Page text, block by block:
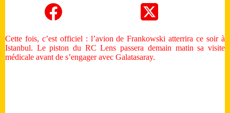
Cette fois, c’est officiel : l’avion de Frankowski atterrira ce soir à
Istanbul. Le piston du RC Lens passera demain matin sa visite
médicale avant de s’engager avec Galatasaray.